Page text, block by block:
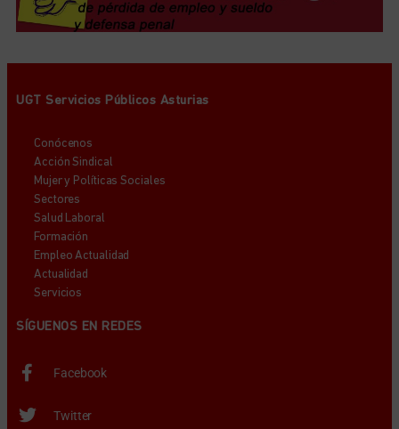
UGT Servicios Públicos Asturias
Conócenos
Acción Sindical
Mujer y Políticas Sociales
Sectores
Salud Laboral
Formación
Empleo Actualidad
Actualidad
Servicios
SÍGUENOS EN REDES
Facebook
Twitter